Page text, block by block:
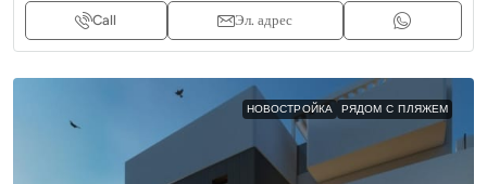
Call Эл. адрес
НОВОСТРОЙКА РЯДОМ С ПЛЯЖЕМ